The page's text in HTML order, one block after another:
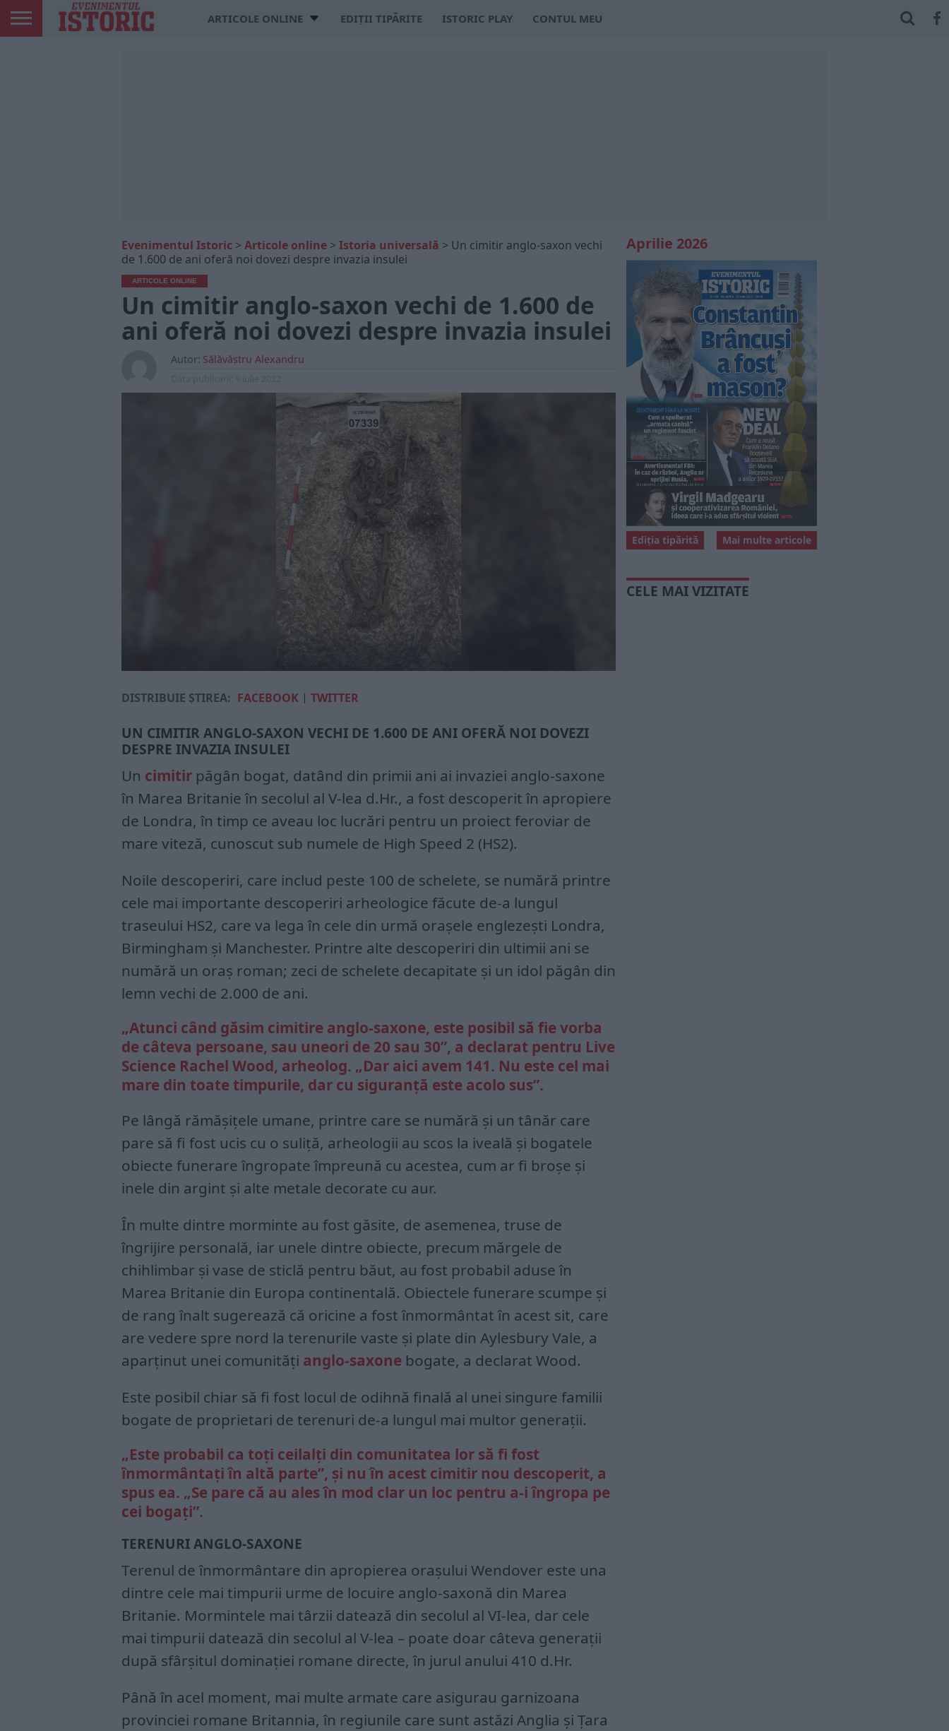
ARTICOLE ONLINE EDIȚII TIPĂRITE ISTORIC PLAY CONTUL MEU
Evenimentul Istoric > Articole online > Istoria universală > Un cimitir anglo-saxon vechi
de 1.600 de ani oferă noi dovezi despre invazia insulei
ARTICOLE ONLINE
Un cimitir anglo-saxon vechi de 1.600 de
ani oferă noi dovezi despre invazia insulei
Autor: Sălăvăstru Alexandru
DISTRIBUIE ȘTIREA: FACEBOOK | TWITTER
UN CIMITIR ANGLO-SAXON VECHI DE 1.600 DE ANI OFERĂ NOI DOVEZI
DESPRE INVAZIA INSULEI
Un cimitir păgân bogat, datând din primii ani ai invaziei anglo-saxone
în Marea Britanie în secolul al V-lea d.Hr., a fost descoperit în apropiere
de Londra, în timp ce aveau loc lucrări pentru un proiect feroviar de
mare viteză, cunoscut sub numele de High Speed 2 (HS2).
Noile descoperiri, care includ peste 100 de schelete, se numără printre
cele mai importante descoperiri arheologice făcute de-a lungul
traseului HS2, care va lega în cele din urmă orașele englezești Londra,
Birmingham și Manchester. Printre alte descoperiri din ultimii ani se
numără un oraș roman; zeci de schelete decapitate și un idol păgân din
lemn vechi de 2.000 de ani.
„Atunci când găsim cimitire anglo-saxone, este posibil să fie vorba
de câteva persoane, sau uneori de 20 sau 30”, a declarat pentru Live
Science Rachel Wood, arheolog. „Dar aici avem 141. Nu este cel mai
mare din toate timpurile, dar cu siguranță este acolo sus”.
Pe lângă rămășițele umane, printre care se numără și un tânăr care
pare să fi fost ucis cu o suliță, arheologii au scos la iveală și bogatele
obiecte funerare îngropate împreună cu acestea, cum ar fi broșe și
inele din argint și alte metale decorate cu aur.
În multe dintre morminte au fost găsite, de asemenea, truse de
îngrijire personală, iar unele dintre obiecte, precum mărgele de
chihlimbar și vase de sticlă pentru băut, au fost probabil aduse în
Marea Britanie din Europa continentală. Obiectele funerare scumpe și
de rang înalt sugerează că oricine a fost înmormântat în acest sit, care
are vedere spre nord la terenurile vaste și plate din Aylesbury Vale, a
aparținut unei comunități anglo-saxone bogate, a declarat Wood.
Este posibil chiar să fi fost locul de odihnă finală al unei singure familii
bogate de proprietari de terenuri de-a lungul mai multor generații.
„Este probabil ca toți ceilalți din comunitatea lor să fi fost
înmormântați în altă parte”, și nu în acest cimitir nou descoperit, a
spus ea. „Se pare că au ales în mod clar un loc pentru a-i îngropa pe
cei bogați”.
TERENURI ANGLO-SAXONE
Terenul de înmormântare din apropierea orașului Wendover este una
dintre cele mai timpurii urme de locuire anglo-saxonă din Marea
Britanie. Mormintele mai târzii datează din secolul al VI-lea, dar cele
mai timpurii datează din secolul al V-lea – poate doar câteva generații
după sfârșitul dominației romane directe, în jurul anului 410 d.Hr.
Până în acel moment, mai multe armate care asigurau garnizoana
provinciei romane Britannia, în regiunile care sunt astăzi Anglia și Țara
Aprilie 2026
Mai multe articole
Ediția tipărită
CELE MAI VIZITATE